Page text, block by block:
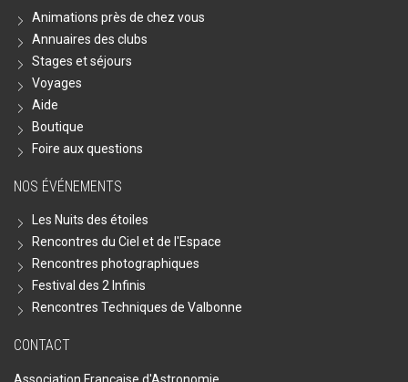
Animations près de chez vous
Annuaires des clubs
Stages et séjours
Voyages
Aide
Boutique
Foire aux questions
NOS ÉVÉNEMENTS
Les Nuits des étoiles
Rencontres du Ciel et de l'Espace
Rencontres photographiques
Festival des 2 Infinis
Rencontres Techniques de Valbonne
CONTACT